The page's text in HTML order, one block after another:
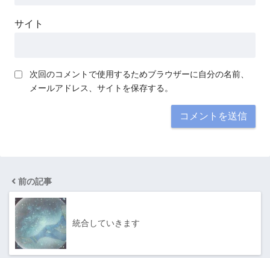
サイト
次回のコメントで使用するためブラウザーに自分の名前、
メールアドレス、サイトを保存する。
前の記事
統合していきます